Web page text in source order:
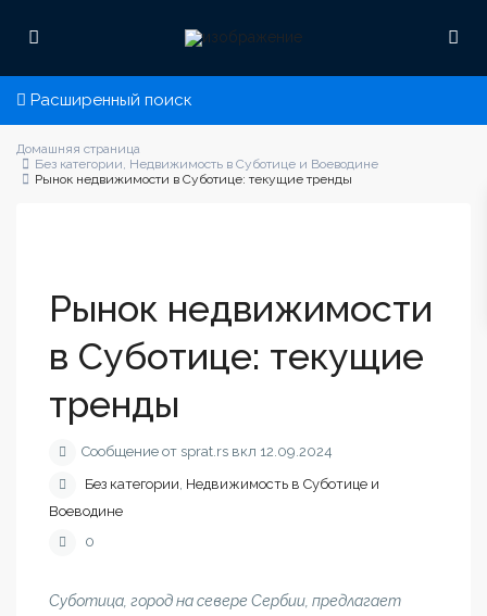
Расширенный поиск
Домашняя страница
Без категории, Недвижимость в Суботице и Воеводине
Рынок недвижимости в Суботице: текущие тренды
Рынок недвижимости
в Суботице: текущие
тренды
Сообщение от sprat.rs вкл 12.09.2024
Без категории, Недвижимость в Суботице и
Воеводине
0
Суботица, город на севере Сербии, предлагает